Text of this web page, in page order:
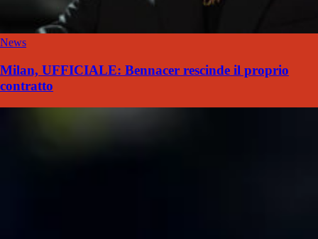
News
Milan, UFFICIALE: Bennacer rescinde il proprio
contratto